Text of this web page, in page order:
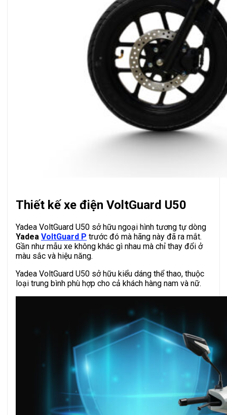
Thiết kế xe điện VoltGuard U50
Yadea VoltGuard U50 sở hữu ngoại hình tương tự dòng
Yadea VoltGuard P trước đó mà hãng này đã ra mắt.
Gần như mẫu xe không khác gì nhau mà chỉ thay đổi ở
màu sắc và hiệu năng.
Yadea VoltGuard U50 sở hữu kiểu dáng thể thao, thuộc
loại trung bình phù hợp cho cả khách hàng nam và nữ.